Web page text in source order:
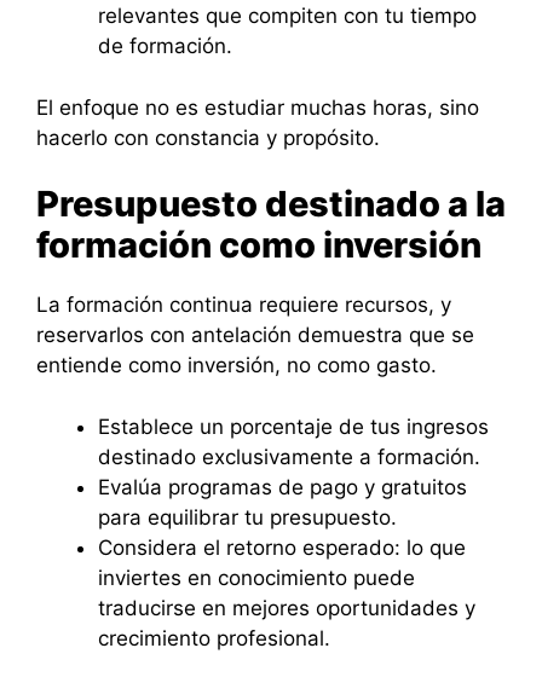
relevantes que compiten con tu tiempo
de formación.
El enfoque no es estudiar muchas horas, sino
hacerlo con constancia y propósito.
Presupuesto destinado a la
formación como inversión
La formación continua requiere recursos, y
reservarlos con antelación demuestra que se
entiende como inversión, no como gasto.
Establece un porcentaje de tus ingresos
destinado exclusivamente a formación.
Evalúa programas de pago y gratuitos
para equilibrar tu presupuesto.
Considera el retorno esperado: lo que
inviertes en conocimiento puede
traducirse en mejores oportunidades y
crecimiento profesional.